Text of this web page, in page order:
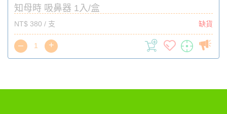
知母時 吸鼻器 1入/盒
NT$ 380 / 支 缺貨
– +